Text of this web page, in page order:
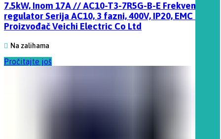
7.5kW, Inom 17A // AC10-T3-7R5G-B-E Frekventni
regulator Serija AC10, 3 fazni, 400V, IP20, EMC filter
Proizvođač Veichi Electric Co Ltd
Na zalihama
Pročitajte još